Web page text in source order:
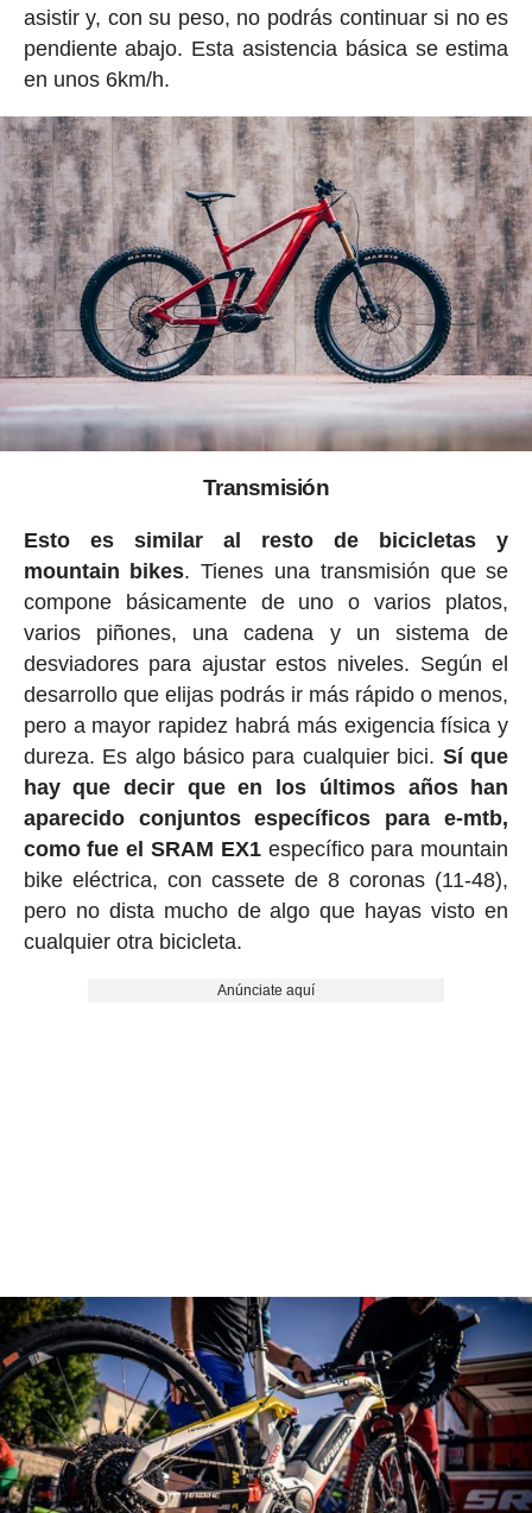
asistir y, con su peso, no podrás continuar si no es
pendiente abajo. Esta asistencia básica se estima
en unos 6km/h.
Transmisión
Esto es similar al resto de bicicletas y
mountain bikes. Tienes una transmisión que se
compone básicamente de uno o varios platos,
varios piñones, una cadena y un sistema de
desviadores para ajustar estos niveles. Según el
desarrollo que elijas podrás ir más rápido o menos,
pero a mayor rapidez habrá más exigencia física y
dureza. Es algo básico para cualquier bici. Sí que
hay que decir que en los últimos años han
aparecido conjuntos específicos para e-mtb,
como fue el SRAM EX1específico para mountain
bike eléctrica, con cassete de 8 coronas (11-48),
pero no dista mucho de algo que hayas visto en
cualquier otra bicicleta.
Anúnciate aquí